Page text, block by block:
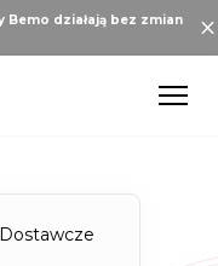
Bemo działają bez zmian
Dostawcze